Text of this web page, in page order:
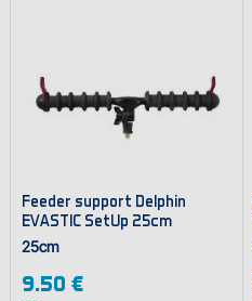
Feeder support Delphin
EVASTIC SetUp 25cm
25cm
9.50 €